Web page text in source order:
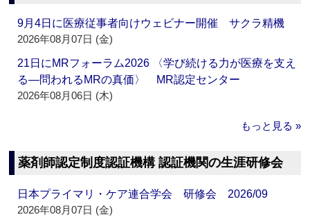
9月4日に医療従事者向けウェビナー開催 サクラ精機
2026年08月07日 (金)
21日にMRフォーラム2026 〈学び続ける力が医療を支え
る―問われるMRの真価〉 MR認定センター
2026年08月06日 (木)
もっと見る »
薬剤師認定制度認証機構 認証機関の生涯研修会
日本プライマリ・ケア連合学会 研修会 2026/09
2026年08月07日 (金)